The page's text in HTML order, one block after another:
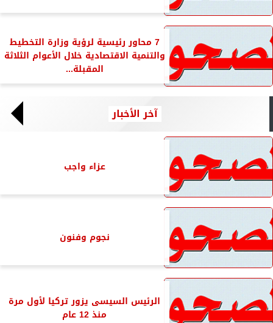
7 محاور رئيسية لرؤية وزارة التخطيط
والتنمية الاقتصادية خلال الأعوام الثلاثة
المقبلة...
آخر الأخبار
عزاء واجب
نجوم وفنون
الرئيس السيسى يزور تركيا لأول مرة
منذ 12 عام